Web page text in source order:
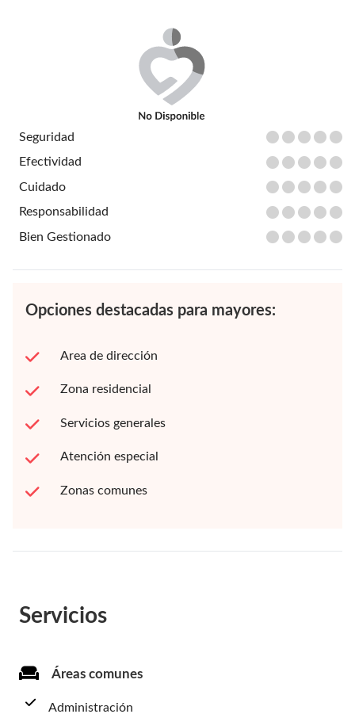
Seguridad
Efectividad
Cuidado
Responsabilidad
Bien Gestionado
Opciones destacadas para mayores:
Area de dirección
Zona residencial
Servicios generales
Atención especial
Zonas comunes
Servicios
Áreas comunes
Administración